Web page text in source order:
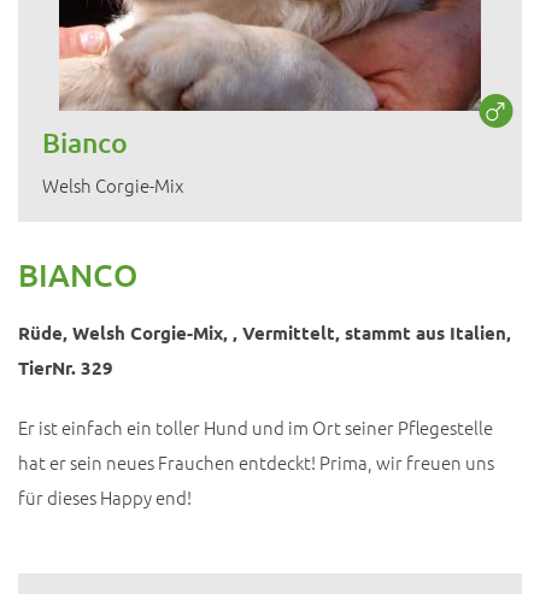
Bianco
Welsh Corgie-Mix
BIANCO
Rüde, Welsh Corgie-Mix, , Vermittelt, stammt aus Italien,
TierNr. 329
Er ist einfach ein toller Hund und im Ort seiner Pflegestelle
hat er sein neues Frauchen entdeckt! Prima, wir freuen uns
für dieses Happy end!